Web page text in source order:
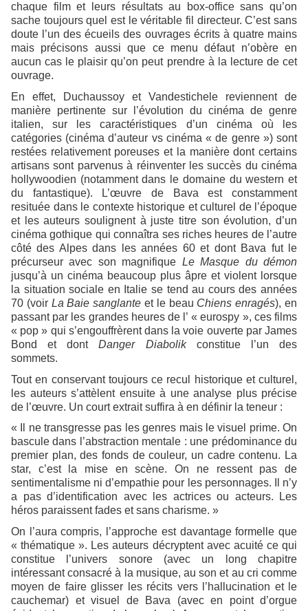
chaque film et leurs résultats au box-office sans qu’on
sache toujours quel est le véritable fil directeur. C’est sans
doute l’un des écueils des ouvrages écrits à quatre mains
mais précisons aussi que ce menu défaut n’obère en
aucun cas le plaisir qu’on peut prendre à la lecture de cet
ouvrage.
En effet, Duchaussoy et Vandestichele reviennent de
manière pertinente sur l’évolution du cinéma de genre
italien, sur les caractéristiques d’un cinéma où les
catégories (cinéma d’auteur vs cinéma « de genre ») sont
restées relativement poreuses et la manière dont certains
artisans sont parvenus à réinventer les succès du cinéma
hollywoodien (notamment dans le domaine du western et
du fantastique). L’œuvre de Bava est constamment
resituée dans le contexte historique et culturel de l’époque
et les auteurs soulignent à juste titre son évolution, d’un
cinéma gothique qui connaîtra ses riches heures de l’autre
côté des Alpes dans les années 60 et dont Bava fut le
précurseur avec son magnifique Le Masque du démon
jusqu’à un cinéma beaucoup plus âpre et violent lorsque
la situation sociale en Italie se tend au cours des années
70 (voir La Baie sanglante et le beau Chiens enragés), en
passant par les grandes heures de l’ « eurospy », ces films
« pop » qui s’engouffrèrent dans la voie ouverte par James
Bond et dontDanger Diabolik constitue l’un des
sommets.
Tout en conservant toujours ce recul historique et culturel,
les auteurs s’attèlent ensuite à une analyse plus précise
de l’œuvre. Un court extrait suffira à en définir la teneur :
« Il ne transgresse pas les genres mais le visuel prime. On
bascule dans l’abstraction mentale : une prédominance du
premier plan, des fonds de couleur, un cadre contenu. La
star, c’est la mise en scène. On ne ressent pas de
sentimentalisme ni d’empathie pour les personnages. Il n’y
a pas d’identification avec les actrices ou acteurs. Les
héros paraissent fades et sans charisme. »
On l’aura compris, l’approche est davantage formelle que
« thématique ». Les auteurs décryptent avec acuité ce qui
constitue l’univers sonore (avec un long chapitre
intéressant consacré à la musique, au son et au cri comme
moyen de faire glisser les récits vers l’hallucination et le
cauchemar) et visuel de Bava (avec en point d’orgue